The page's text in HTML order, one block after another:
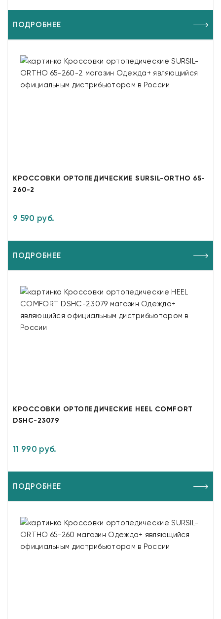
ПОДРОБНЕЕ
КРОССОВКИ ОРТОПЕДИЧЕСКИЕ SURSIL-ORTHO 65-
260-2
9 590 руб.
ПОДРОБНЕЕ
КРОССОВКИ ОРТОПЕДИЧЕСКИЕ HEEL COMFORT
DSHC-23079
11 990 руб.
ПОДРОБНЕЕ